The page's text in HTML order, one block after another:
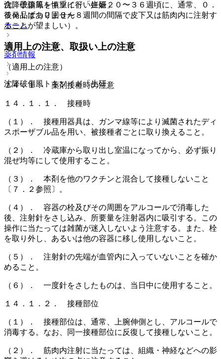
沈降破傷風トキソイド「生研」
後発品はありません
ホーム
薬剤情報
沈降破傷風トキソイド「生研」
合、予診等を慎重に行い妊娠２０〜３６週頃に、通常、０．
５ｍＬずつ２回３〜８週間の間隔で皮下又は筋肉内に注射す
ることが望ましい）。
適用上の注意、取扱い上の注意
（適用上の注意）
１４．１． 薬剤接種時の注意
１４．１．１． 接種時
（１）． 接種用器具は、ガンマ線等により滅菌されたディ
スポーザブル品を用い、被接種者ごとに取り換えること。
（２）． 冷蔵庫から取り出し室温になってから、必ず振り
混ぜ均等にして使用すること。
（３）． 本剤を他のワクチンと混合して接種しないこと
〔７．２参照〕。
（４）． 容器の栓及びその周囲をアルコールで消毒した
後、注射針をさし込み、所要量を注射器内に吸引する。この
操作に当たっては雑菌が迷入しないよう注意する。また、栓
を取り外し、あるいは他の容器に移し使用しないこと。
（５）． 注射針の先端が血管内に入っていないことを確か
めること。
（６）． 一度針をさしたものは、当日中に使用すること。
１４．１．２． 接種部位
（１）． 接種部位は、通常、上腕伸側とし、アルコールで
消毒する。なお、同一接種部位に反復して接種しないこと。
（２）． 筋肉内注射に当たっては、組織・神経などへの影